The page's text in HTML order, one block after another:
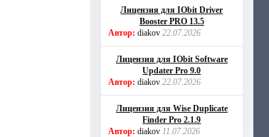
Лицензия для IObit Driver
Booster PRO 13.5
Автор: diakov 22.07.2026
Лицензия для IObit Software
Updater Pro 9.0
Автор: diakov 22.07.2026
Лицензия для Wise Duplicate
Finder Pro 2.1.9
Автор: diakov 11.07.2026